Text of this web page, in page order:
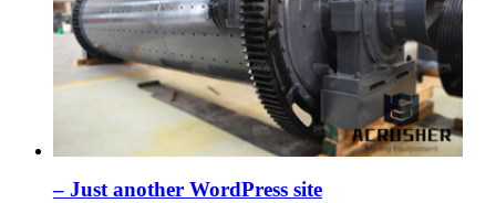
– Just another WordPress site